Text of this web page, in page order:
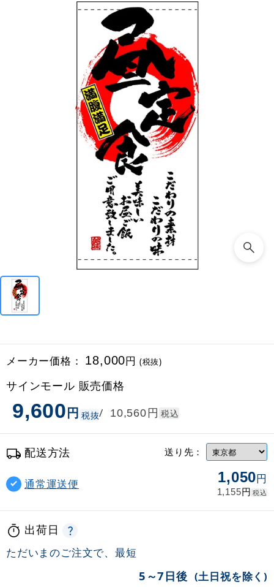
メーカー価格： 18,000円 (税抜)
サインモール 販売価格
9,600円 税抜/ 10,560円 税込
配送方法 送り先：
通常運送便 1,050円
1,155円 税込
出荷日
ただいまのご注文で、最短
5～7日後 (土日祝を除く)